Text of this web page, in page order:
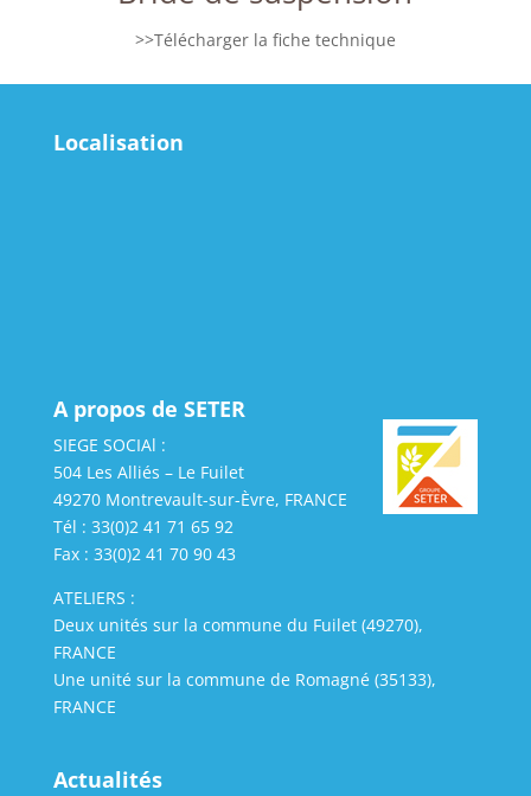
>>Télécharger la fiche technique
Localisation
A propos de SETER
SIEGE SOCIAl :
504 Les Alliés – Le Fuilet
49270 Montrevault-sur-Èvre, FRANCE
Tél : 33(0)2 41 71 65 92
Fax : 33(0)2 41 70 90 43
ATELIERS :
Deux unités sur la commune du Fuilet (49270),
FRANCE
Une unité sur la commune de Romagné (35133),
FRANCE
Actualités